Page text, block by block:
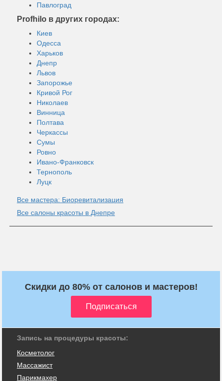
Павлоград
Profhilo в других городах:
Киев
Одесса
Харьков
Днепр
Львов
Запорожье
Кривой Рог
Николаев
Винница
Полтава
Черкассы
Сумы
Ровно
Ивано-Франковск
Тернополь
Луцк
Все мастера: Биоревитализация
Все салоны красоты в Днепре
Скидки до 80% от салонов и мастеров!
Запись на процедуры красоты:
Косметолог
Массажист
Парикмахер